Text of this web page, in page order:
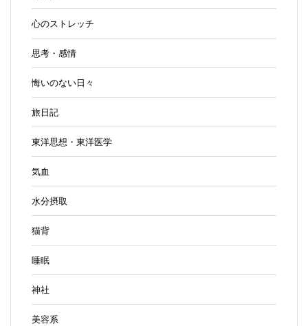
心のストレッチ
思考・感情
悔いのない日々
旅日記
東洋思想・東洋医学
気血
水分摂取
猫背
睡眠
神社
美容系